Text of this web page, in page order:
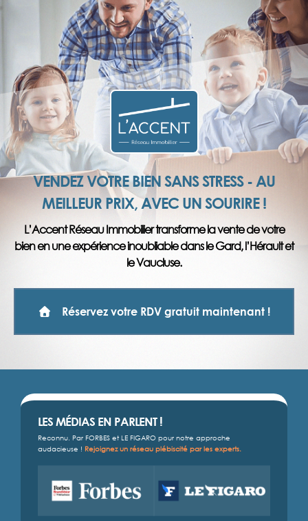
VENDEZ VOTRE BIEN SANS STRESS - AU
MEILLEUR PRIX, AVEC UN SOURIRE !
L’Accent Réseau Immobilier transforme la vente de votre
bien en une expérience inoubliable dans le Gard, l’Hérault et
le Vaucluse.
Réservez votre RDV gratuit maintenant !
LES MÉDIAS EN PARLENT !
Reconnu. Par FORBES et LE FIGARO pour notre approche
audacieuse ! Rejoignez un réseau plébiscité par les experts.